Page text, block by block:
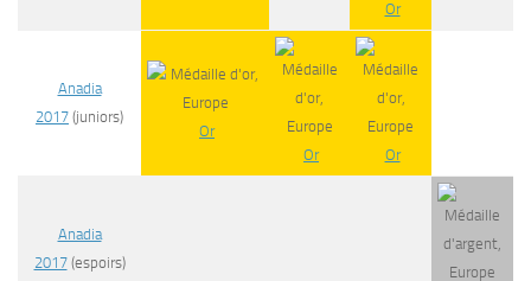
Or
Anadia
2017 (juniors)
Or
Or
Or
Anadia
2017(espoirs)